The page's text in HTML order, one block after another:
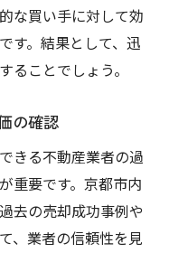
な買い手に対して効
す。結果として、迅
ることでしょう。
の確認
きる不動産業者の過
重要です。京都市内
去の売却成功事例や
、業者の信頼性を見